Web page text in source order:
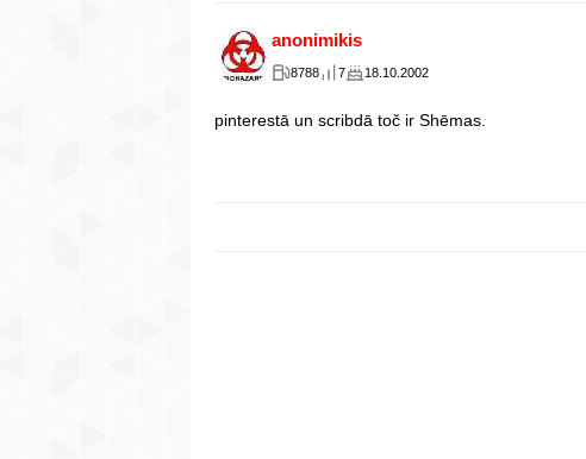
anonimikis
8788 7 18.10.2002
pinterestā un scribdā toč ir Shēmas.